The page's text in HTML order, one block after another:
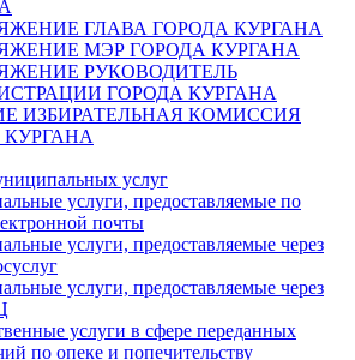
ГЛАВА ГОРОДА КУРГАНА
МЭР ГОРОДА КУРГАНА
РУКОВОДИТЕЛЬ
ГОРОДА КУРГАНА
ИЗБИРАТЕЛЬНАЯ КОМИССИЯ
услуг
услуги, предоставляемые по
почты
услуги, предоставляемые через
услуги, предоставляемые через
услуги в сфере переданных
по опеке и попечительству